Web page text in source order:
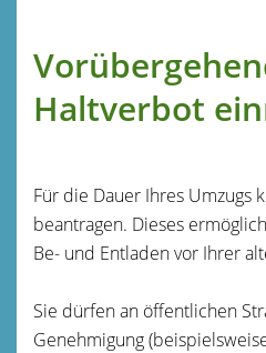
Haltverbot
Für die Dauer Ihres Umzugs
beantragen. Dieses
Be- und Entladen vor Ihrer
Sie dürfen an öffentlichen
Genehmigung